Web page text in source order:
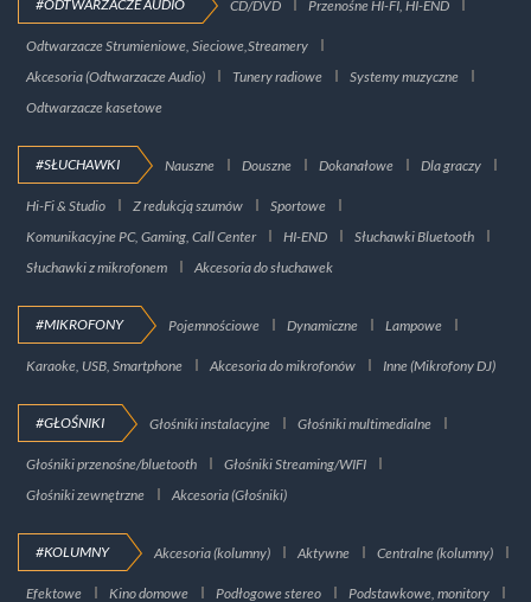
#ODTWARZACZE AUDIO CD/DVD Przenośne HI-FI, HI-END
Odtwarzacze Strumieniowe, Sieciowe,Streamery
Akcesoria (Odtwarzacze Audio)
Tunery radiowe
Systemy muzyczne
Odtwarzacze kasetowe
#SŁUCHAWKI Nauszne Douszne Dokanałowe Dla graczy
Hi-Fi & Studio Z redukcją szumów
Sportowe
Komunikacyjne PC, Gaming, Call Center
HI-END
Słuchawki Bluetooth
Słuchawki z mikrofonem
Akcesoria do słuchawek
#MIKROFONY Pojemnościowe Dynamiczne Lampowe
Karaoke, USB, Smartphone Akcesoria do mikrofonów Inne (Mikrofony DJ)
#GŁOŚNIKI Głośniki instalacyjne Głośniki multimedialne
Głośniki przenośne/bluetooth
Głośniki Streaming/WIFI
Głośniki zewnętrzne
Akcesoria (Głośniki)
#KOLUMNY Akcesoria (kolumny) Aktywne Centralne (kolumny)
Efektowe Kino domowe Podłogowe stereo
Podstawkowe, monitory